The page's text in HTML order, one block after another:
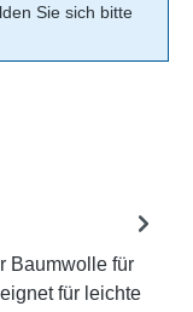
Sie sich bitte
Baumwolle für
für leichte